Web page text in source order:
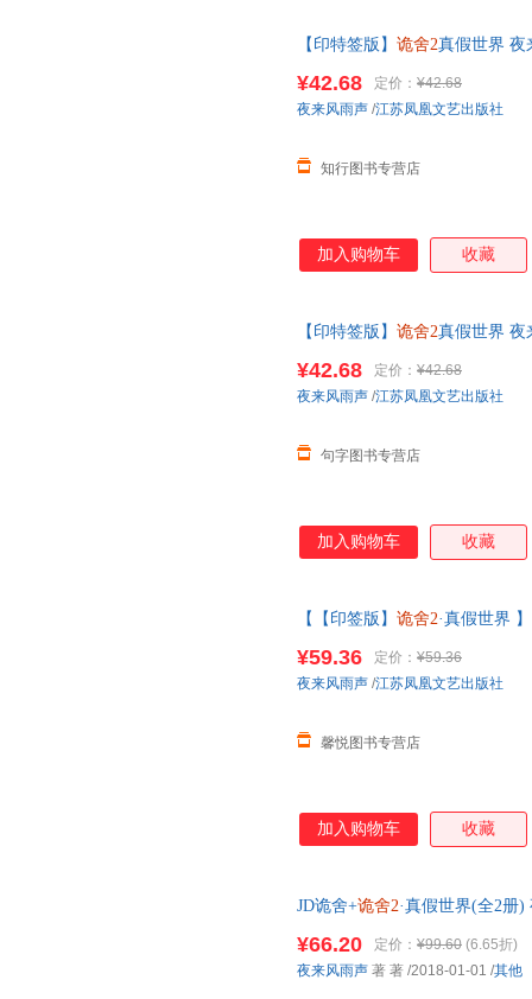
【印特签版】 诡舍2真假世界 夜
¥42.68 定价： ¥42.68
知行图书专营店
夜来风雨声 /江苏凤凰文艺出版社
加入购物车 收藏
【印特签版】 诡舍2真假世界 夜
¥42.68 定价： ¥42.68
句字图书专营店
夜来风雨声 /江苏凤凰文艺出版社
加入购物车 收藏
【【印签版】 诡舍2·真假世界
线当当客服
¥59.36 定价： ¥59.36
馨悦图书专营店
夜来风雨声 /江苏凤凰文艺出版社
加入购物车 收藏
JD诡舍+诡舍2·真假世界(全2册
¥66.20 定价： ¥99.60 (6.65折)
夜来风雨声 著 著 /2018-01-01 /其他